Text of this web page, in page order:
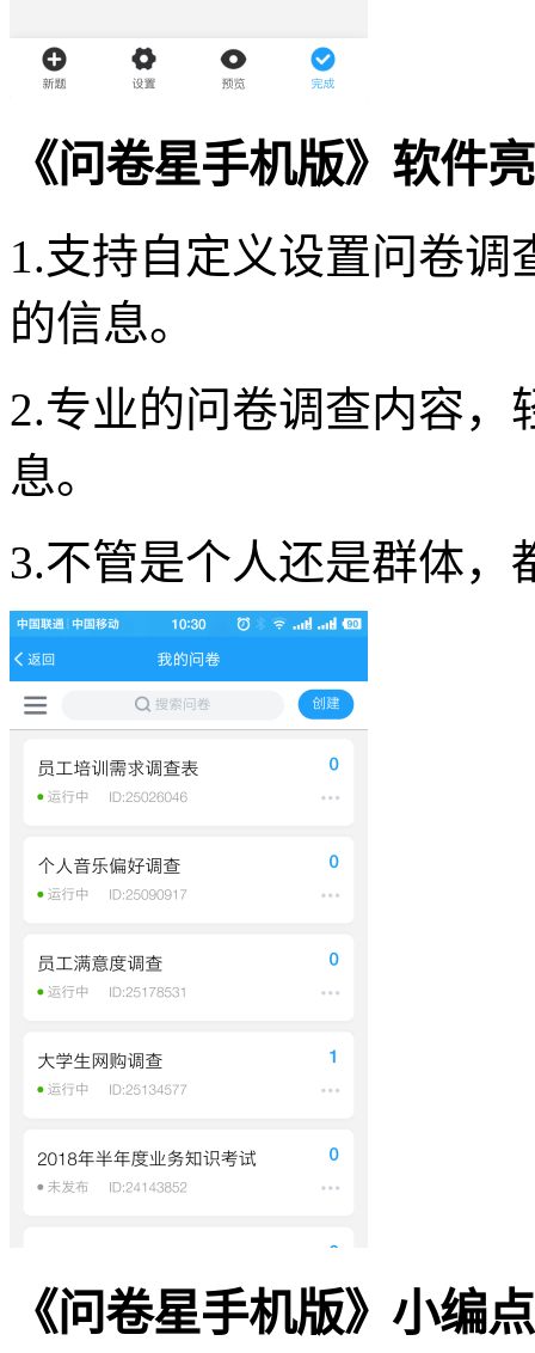
《问卷星手机版》软件
1.支持自定义设置问卷
的信息。
2.专业的问卷调查内容，
息。
3.不管是个人还是群体
《问卷星手机版》小编